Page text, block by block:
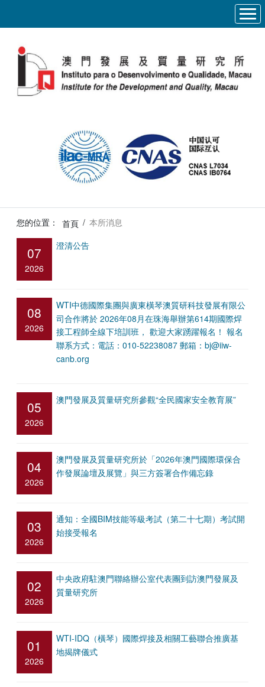
您的位置： 首頁 / 本所消息
07
2026
澄清公告
08
2026
WTI中德國際集團與廣東橫琴澳質研科技發展有限公
司合作將於 2026年08月在珠海舉辦第614期國際焊
接工程師全線下培訓班， 歡迎大家踴躍報名！ 報名
聯系方式：電話：010-52238087 郵箱：bj@iiw-
canb.org
05
2026
澳門發展及質量研究所參觀“全民國家安全教育展”
04
2026
澳門發展及質量研究所於「2026年澳門國際環保合
作發展論壇及展覽」與三方簽署合作備忘錄
03
2026
通知：全國BIM技能等級考試（第二十七期）考試開
始接受報名
02
2026
中央政府駐澳門聯絡辦公室代表團到訪澳門發展及
質量研究所
01
2026
WTI-IDQ（橫琴）國際焊接及相關工藝聯合推廣基
地揭牌儀式